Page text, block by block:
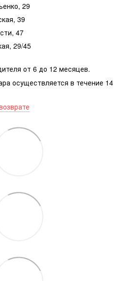
29
39
47
29/45
от 6 до 12 месяцев.
осуществляется в течение 14